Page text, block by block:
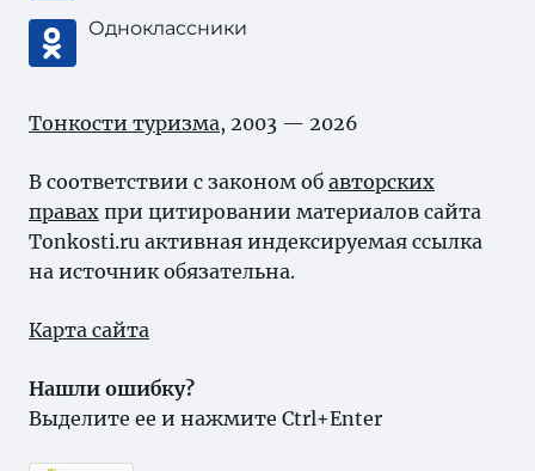
Одноклассники
Тонкости туризма, 2003 — 2026
В соответствии с законом об авторских
правах при цитировании материалов сайта
Tonkosti.ru активная индексируемая ссылка
на источник обязательна.
Карта сайта
Нашли ошибку?
Выделите ее и нажмите Ctrl+Enter